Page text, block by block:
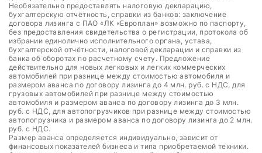
Необязательно предоставлять налоговую декларацию,
бухгалтерскую отчётность, справки из банков: заключение
договора лизинга с ПАО «ЛК «Европлан» возможно по паспорту,
без предоставления свидетельства о регистрации, протокола об
избрании единолично исполнительного органа, устава,
бухгалтерской отчётности, налоговой декларации и справки из
банка об оборотах по расчетному счету. Предложение
действительно для новых легковых и легких коммерческих
автомобилей при разнице между стоимостью автомобиля и
размером аванса по договору лизинга до 4 млн. руб. с НДС, для
грузовых автомобилей при разнице между стоимостью
автомобиля и размером аванса по договору лизинга до 3 млн.
руб. с НДС, для автопогрузчиков при разнице между стоимостью
автопогрузчика и размером аванса по договору лизинга до 2 млн.
руб. с НДС.
Размер аванса определяется индивидуально, зависит от
финансовых показателей бизнеса и типа приобретаемой техники.